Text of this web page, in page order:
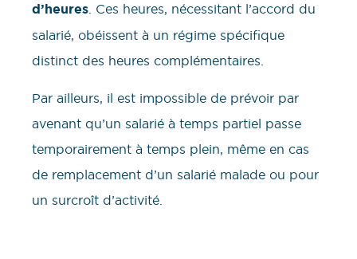
d’heures. Ces heures, nécessitant l’accord du
salarié, obéissent à un régime spécifique
distinct des heures complémentaires.
Par ailleurs, il est impossible de prévoir par
avenant qu’un salarié à temps partiel passe
temporairement à temps plein, même en cas
de remplacement d’un salarié malade ou pour
un surcroît d’activité.